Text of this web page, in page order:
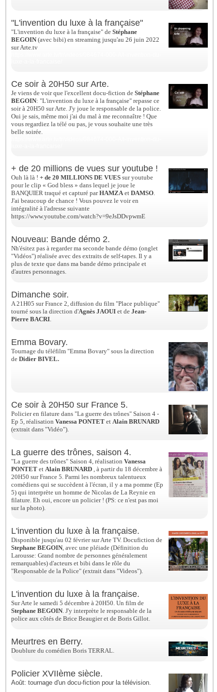
"L'invention du luxe à la française"
"L'invention du luxe à la française" deStéphane
BEGOIN(avec bibi) en streaming jusqu'au 26 juin 2022
sur Arte.tv
Ce soir à 20H50 sur Arte.
Je viens de voir que l'excellent docu-fiction deStéphane
BEGOIN: "L'invention du luxe à la française" repasse ce
soir à 20H50 sur Arte. J'y joue le responsable de la police.
Oui je sais, même moi j'ai du mal à me reconnaître ! Que
vous regardiez la télé ou pas, je vous souhaite une très
belle soirée.
+ de 20 millions de vues sur youtube !
Ouh là là !+ de 20 MILLIONS DE VUES sur youtube
pour le clip « God bless » dans lequel je joue le
BANQUIER traqué et capturé parHAMZA etDAMSO
J'ai beaucoup de chance ! Vous pouvez le voir en
intégralité à l'adresse suivante
https://www.youtube.com/watch?v=9eJsDDvpwmE
Nouveau: Bande démo 2.
Nh'ésitez pas à regarder ma seconde bande démo (onglet
"Vidéos") réalisée avec des extraits de self-tapes. Il y a
plus de texte que dans ma bande démo principale et
d'autres personnages.
Dimanche soir.
A 21H05 sur France 2, diffusion du film "Place publique"
tourné sous la direction d'Agnès JAOUI et deJean-
Pierre BACRI
Emma Bovary.
Tournage du téléfilm "Emma Bovary" sous la direction
deDidier BIVEL.
Ce soir à 20H50 sur France 5.
Policier en filature dans "La guerre des trônes" Saison 4 -
Ep 5, réalisationVanessa PONTET etAlain BRUNARD
(extrait dans "Vidéo").
La guerre des trônes, saison 4.
"La guerre des trônes" Saison 4, réalisationVanessa
PONTETetAlain BRUNARD, à partir du 18 décembre à
20H50 sur France 5. Parmi les nombreux talentueux
comédiens qui se succèdent à l'écran, il y a ma pomme (Ep
5) qui interprète un homme de Nicolas de La Reynie en
filature. Eh oui, encore un policier ! (PS: ce n'est pas moi
sur la photo).
L'invention du luxe à la française.
Disponible jusqu'au 02 février sur Arte TV. Docufiction de
Stephane BEGOIN, avec une pléiade (Définition du
Larousse: Grand nombre de personnes généralement
remarquables) d'acteurs et bibi dans le rôle du
"Responsable de la Police" (extrait dans "Videos").
L'invention du luxe à la française.
Sur Arte le samedi 5 décembre à 20H50. Un film de
Stephane BEGOIN. J'y interprète le responsable de la
police aux côtés de Brice Beaugier et de Boris Gillot.
Meurtres en Berry.
Doublure du comédien Boris TERRAL.
Policier XVIIème siècle.
Août: tournage d'un docu-fiction pour la télévision.